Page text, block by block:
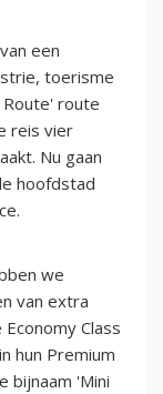
een
toerisme
Route' route
reis vier
Nu gaan
hoofdstad
we
van extra
Class
hun Premium
bijnaam 'Mini